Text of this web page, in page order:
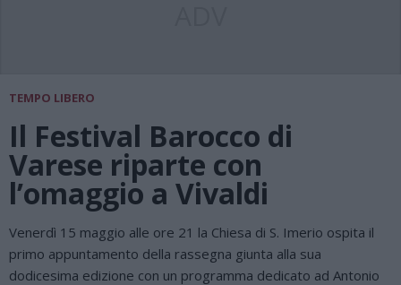
TEMPO LIBERO
Il Festival Barocco di
Varese riparte con
l’omaggio a Vivaldi
Venerdì 15 maggio alle ore 21 la Chiesa di S. Imerio ospita il
primo appuntamento della rassegna giunta alla sua
dodicesima edizione con un programma dedicato ad Antonio